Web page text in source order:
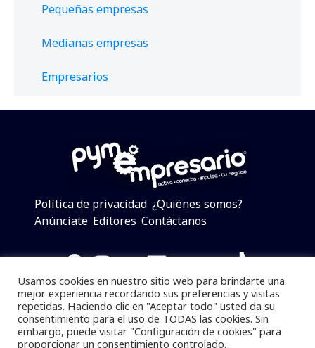
Pequeñas empresas
Medianas empresas
Empresarios
Política de privacidad ¿Quiénes somos?
Anúnciate Editores Contáctanos
Facebook
Instagram
Twitter
LinkedIn
Telegram
YouTube
TikTok
Pymempresario © 2025 Todos los derechos reservados.
Usamos cookies en nuestro sitio web para brindarte una
mejor experiencia recordando sus preferencias y visitas
repetidas. Haciendo clic en "Aceptar todo" usted da su
consentimiento para el uso de TODAS las cookies. Sin
embargo, puede visitar "Configuración de cookies" para
proporcionar un consentimiento controlado.